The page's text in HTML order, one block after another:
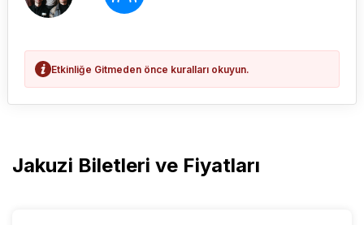
Etkinliğe Gitmeden önce kuralları okuyun.
Jakuzi Biletleri ve Fiyatları